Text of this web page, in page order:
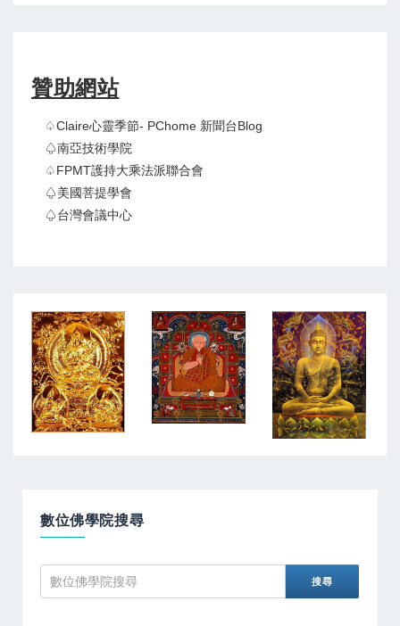
贊助網站
♤claire心靈季節- PChome 新聞台Blog
♤南亞技術學院
♤FPMT護持大乘法派聯合會
♤美國菩提學會
♤台灣會議中心
數位佛學院搜尋